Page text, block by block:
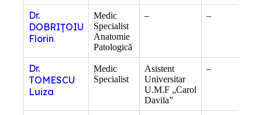
Dr.
DOBRIȚOIU
Florin
Medic
Specialist
Anatomie
Patologică
– –
Dr.
TOMESCU
Luiza
Medic
Specialist
Asistent
Universitar
U.M.F „Carol
Davila”
–